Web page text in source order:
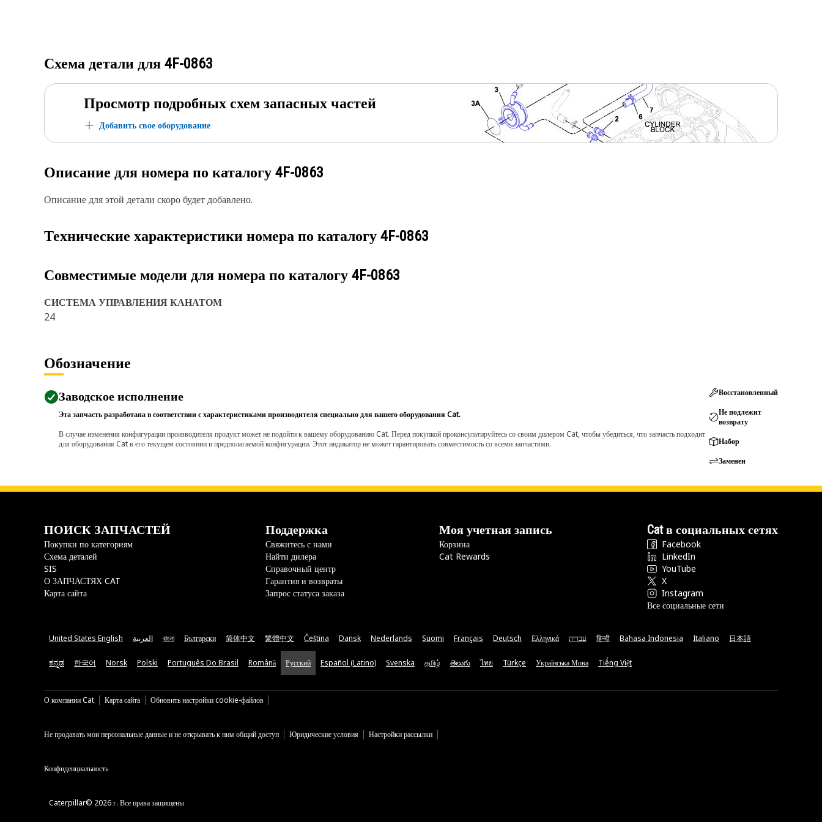
Схема детали для 4F-0863
Просмотр подробных схем запасных частей
Добавить свое оборудование
Описание для номера по каталогу 4F-0863
Описание для этой детали скоро будет добавлено.
Технические характеристики номера по каталогу 4F-0863
Совместимые модели для номера по каталогу 4F-0863
СИСТЕМА УПРАВЛЕНИЯ КАНАТОМ
24
Обозначение
Заводское исполнение
Эта запчасть разработана в соответствии с характеристиками производителя специально для вашего оборудования Cat.
В случае изменения конфигурации производителя продукт может не подойти к вашему оборудованию Cat. Перед покупкой проконсультируйтесь со своим дилером Cat, чтобы убедиться, что запчасть подходит
для оборудования Cat в его текущем состоянии и предполагаемой конфигурации. Этот индикатор не может гарантировать совместимость со всеми запчастями.
Восстановленный
Не подлежит
возврату
Набор
Заменен
ПОИСК ЗАПЧАСТЕЙ
Покупки по категориям
Схема деталей
SIS
О ЗАПЧАСТЯХ CAT
Карта сайта
Поддержка
Свяжитесь с нами
Найти дилера
Справочный центр
Гарантия и возвраты
Запрос статуса заказа
Моя учетная запись
Корзина
Cat Rewards
Cat в социальных сетях
Facebook
LinkedIn
YouTube
X
Instagram
Все социальные сети
United States English العربية বাংলা Български 简体中文 繁體中文 Čeština Dansk Nederlands Suomi Français Deutsch Ελληνικά עברית हिन्दी Bahasa Indonesia Italiano 日本語
ಕನ್ನಡ 한국어 Norsk Polski Português Do Brasil Română Русский Español (Latino) Svenska தமிழ் తెలుగు ไทย Türkçe Українська Мова Tiếng Việt
О компании Cat Карта сайта Обновить настройки cookie-файлов
Не продавать мои персональные данные и не открывать к ним общий доступ Юридические условия Настройки рассылки
Конфиденциальность
Caterpillar© 2026 г. Все права защищены